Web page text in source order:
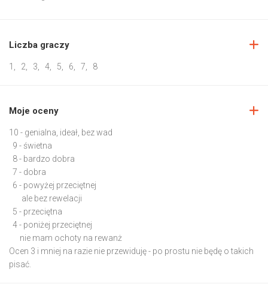
Liczba graczy
1 , 2, 3, 4, 5, 6, 7, 8
Moje oceny
10 - genialna, ideał, bez wad
9 - świetna
8 - bardzo dobra
7 - dobra
6 - powyżej przeciętnej
ale bez rewelacji
5 - przeciętna
4 - poniżej przeciętnej
nie mam ochoty na rewanż
Ocen 3 i mniej na razie nie przewiduję - po prostu nie będę o takich
pisać.